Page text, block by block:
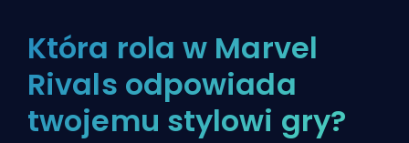
Która rola w Marvel
Rivals odpowiada
twojemu stylowi gry?